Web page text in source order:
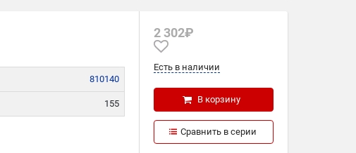
810140
155
2 302₽
Есть в наличии
В корзину
Сравнить в серии